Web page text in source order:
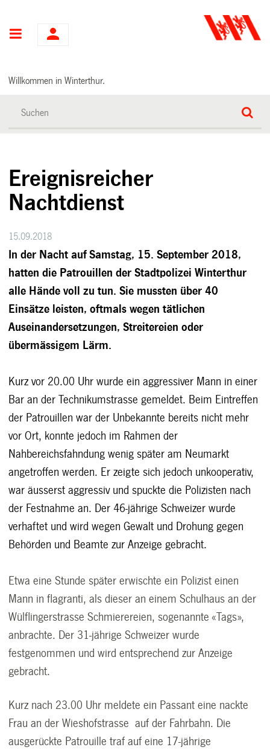
Hauptnavigation
Willkommen in Winterthur.
Ereignisreicher
Nachtdienst
15.09.2018
In der Nacht auf Samstag, 15. September 2018,
hatten die Patrouillen der Stadtpolizei Winterthur
alle Hände voll zu tun. Sie mussten über 40
Einsätze leisten, oftmals wegen tätlichen
Auseinandersetzungen, Streitereien oder
übermässigem Lärm.
Kurz vor 20.00 Uhr wurde ein aggressiver Mann in einer
Bar an der Technikumstrasse gemeldet. Beim Eintreffen
der Patrouillen war der Unbekannte bereits nicht mehr
vor Ort, konnte jedoch im Rahmen der
Nahbereichsfahndung wenig später am Neumarkt
angetroffen werden. Er zeigte sich jedoch unkooperativ,
war äusserst aggressiv und spuckte die Polizisten nach
der Festnahme an. Der 46-jährige Schweizer wurde
verhaftet und wird wegen Gewalt und Drohung gegen
Behörden und Beamte zur Anzeige gebracht.
Etwa eine Stunde später erwischte ein Polizist einen
Mann in flagranti, als dieser an einem Schulhaus an der
Wülflingerstrasse Schmierereien, sogenannte «Tags»,
anbrachte. Der 31-jährige Schweizer wurde
festgenommen und wird entsprechend zur Anzeige
gebracht.
Kurz nach 23.00 Uhr meldete ein Passant eine nackte
Frau an der Wieshofstrasse auf der Fahrbahn. Die
ausgerückte Patrouille traf auf eine 17-jährige